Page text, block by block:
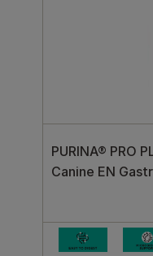
PURINA® PRO
Canine EN